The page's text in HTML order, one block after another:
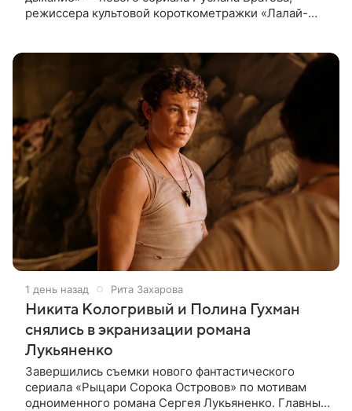
режиссера культовой короткометражки «Лалай-
1 день назад Рита Захарова
Никита Кологривый и Полина Гухман
снялись в экранизации романа
Лукьяненко
Завершились съемки нового фантастического
сериала «Рыцари Сорока Островов» по мотивам
одноименного романа Сергея Лукьяненко. Главные